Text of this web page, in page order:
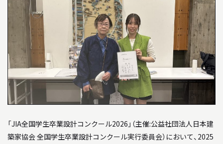
02 カリキュラムについて
03 授業や取り組み
04 教員について
05研究室について
インフォメーション
「JIA全国学生卒業設計コンクール2026」（主催:公益社団法人日本建
築家協会 全国学生卒業設計コンクール実行委員会）において、2025